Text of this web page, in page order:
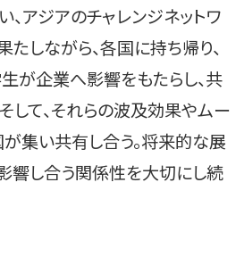
アジアのチャレンジネットワ
たしながら、各国に持ち帰り、
が企業へ影響をもたらし、共
して、それらの波及効果やムー
集い共有し合う。将来的な展
影響し合う関係性を大切にし続